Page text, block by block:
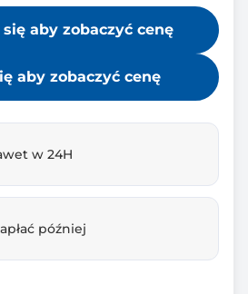
aby zobaczyć cenę
aby zobaczyć cenę
w 24H
później